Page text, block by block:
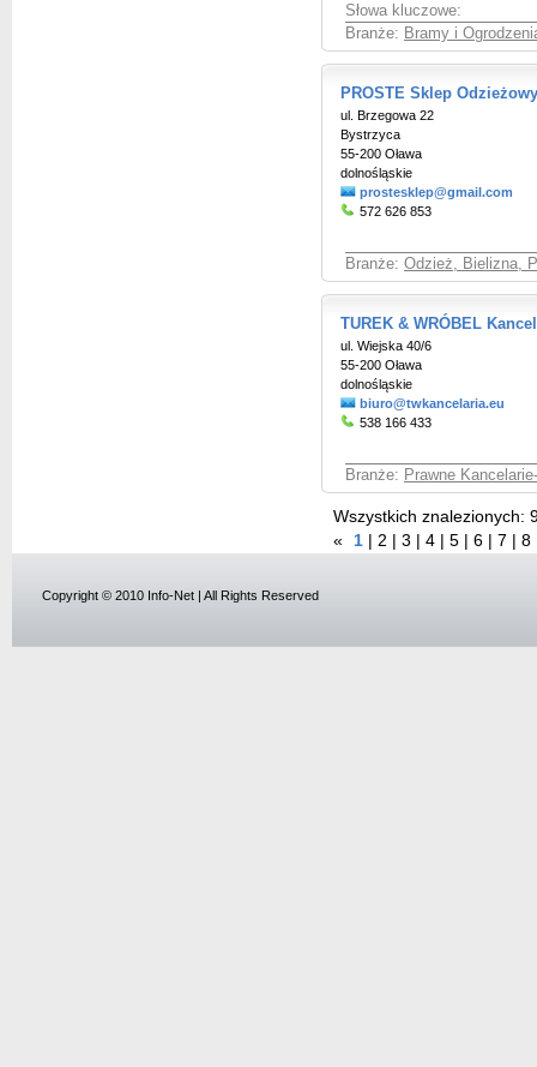
Słowa kluczowe:
Branże: Bramy i
PROSTE Sklep
ul. Brzegowa 22
Bystrzyca
55-200 Oława
dolnośląskie
prostesklep@gmail.com
572 626 853
Branże: Odzież, Bielizna,
TUREK & WRÓBEL
ul. Wiejska 40/6
55-200 Oława
dolnośląskie
biuro@twkancelaria.eu
538 166 433
Branże: Prawne
Wszystkich znalezionych:
«
1 2 3 4 5 6 7 8
Copyright © 2010 Info-Net | All Rights Reserved